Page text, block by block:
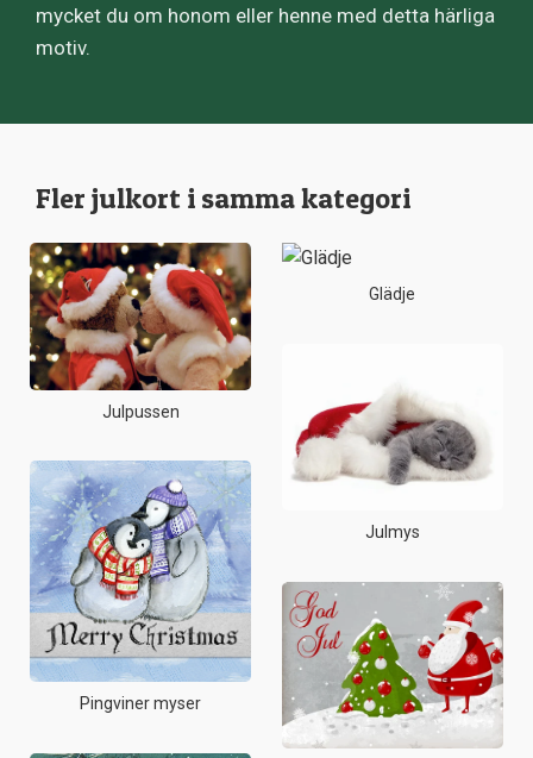
mycket du om honom eller henne med detta härliga
motiv.
Fler julkort i samma kategori
Julpussen
Pingviner myser
Glädje
Julmys